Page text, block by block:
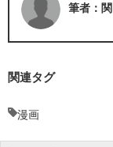
筆者：
関連タグ
漫画